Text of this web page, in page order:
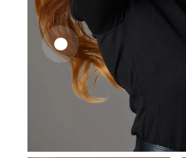
25,41